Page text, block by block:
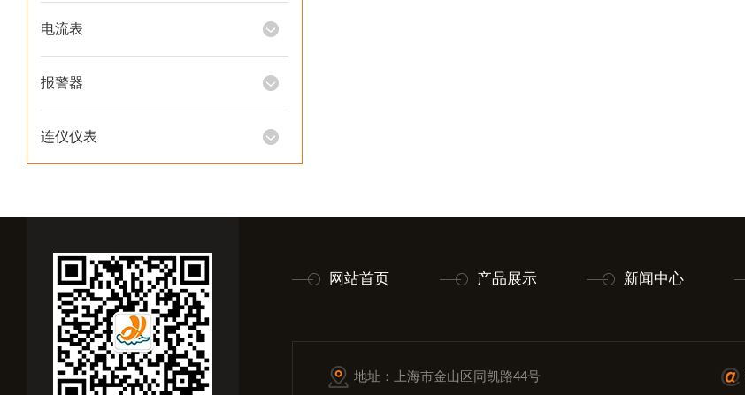
电流表
报警器
连仪仪表
网站首页 产品展示 新闻中心
地址：上海市金山区同凯路44号